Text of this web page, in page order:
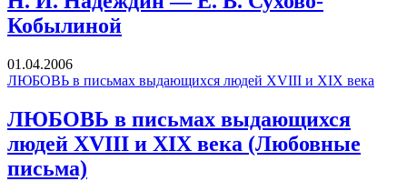
Кобылиной
01.04.2006
ЛЮБОВЬ в письмах выдающихся людей XVIII и XIX века
ЛЮБОВЬ в письмах выдающихся
людей XVIII и XIX века (Любовные
письма)